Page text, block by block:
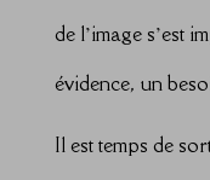
de l’image s’est
évidence, un
Il est temps de